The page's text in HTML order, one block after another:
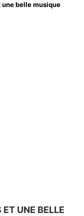
belle musique
ET UNE BELLE